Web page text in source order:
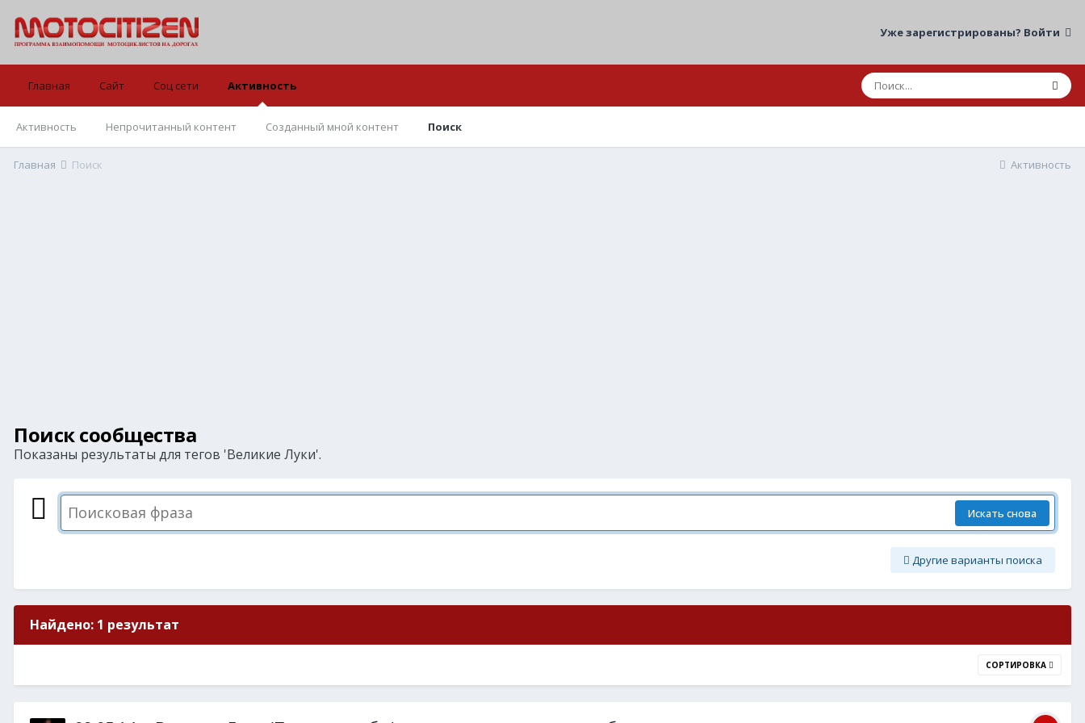
Уже зарегистрированы? Войти
Главная Сайт Соц сети Активность
Активность Непрочитанный контент Созданный мной контент Поиск
Активность
Главная Поиск
Поиск сообщества
Показаны результаты для тегов 'Великие Луки'.
Искать снова
Другие варианты поиска
Найдено: 1 результат
СОРТИРОВКА